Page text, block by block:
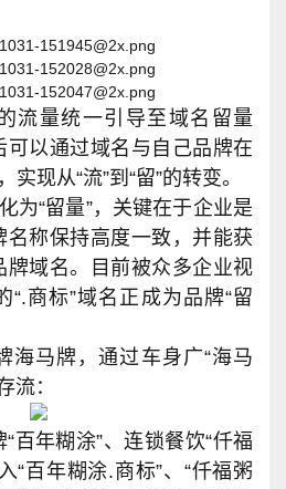
流量统一引导至域名留量
以通过域名与自己品牌在
实现从“流”到“留”的转变。
为“留量”，关键在于企业是
称保持高度一致，并能获
牌域名。目前被众多企业视
“.商标”域名正成为品牌“留
海马牌，通过车身广“海马
流：
百年糊涂”、连锁餐饮“仟福
“百年糊涂.商标”、“仟福粥